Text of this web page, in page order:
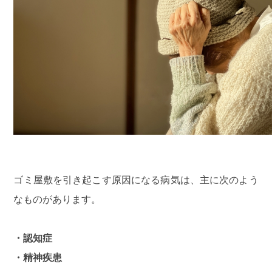
ゴミ屋敷を引き起こす原因になる病気は、主に次のよう
なものがあります。
・認知症
・精神疾患